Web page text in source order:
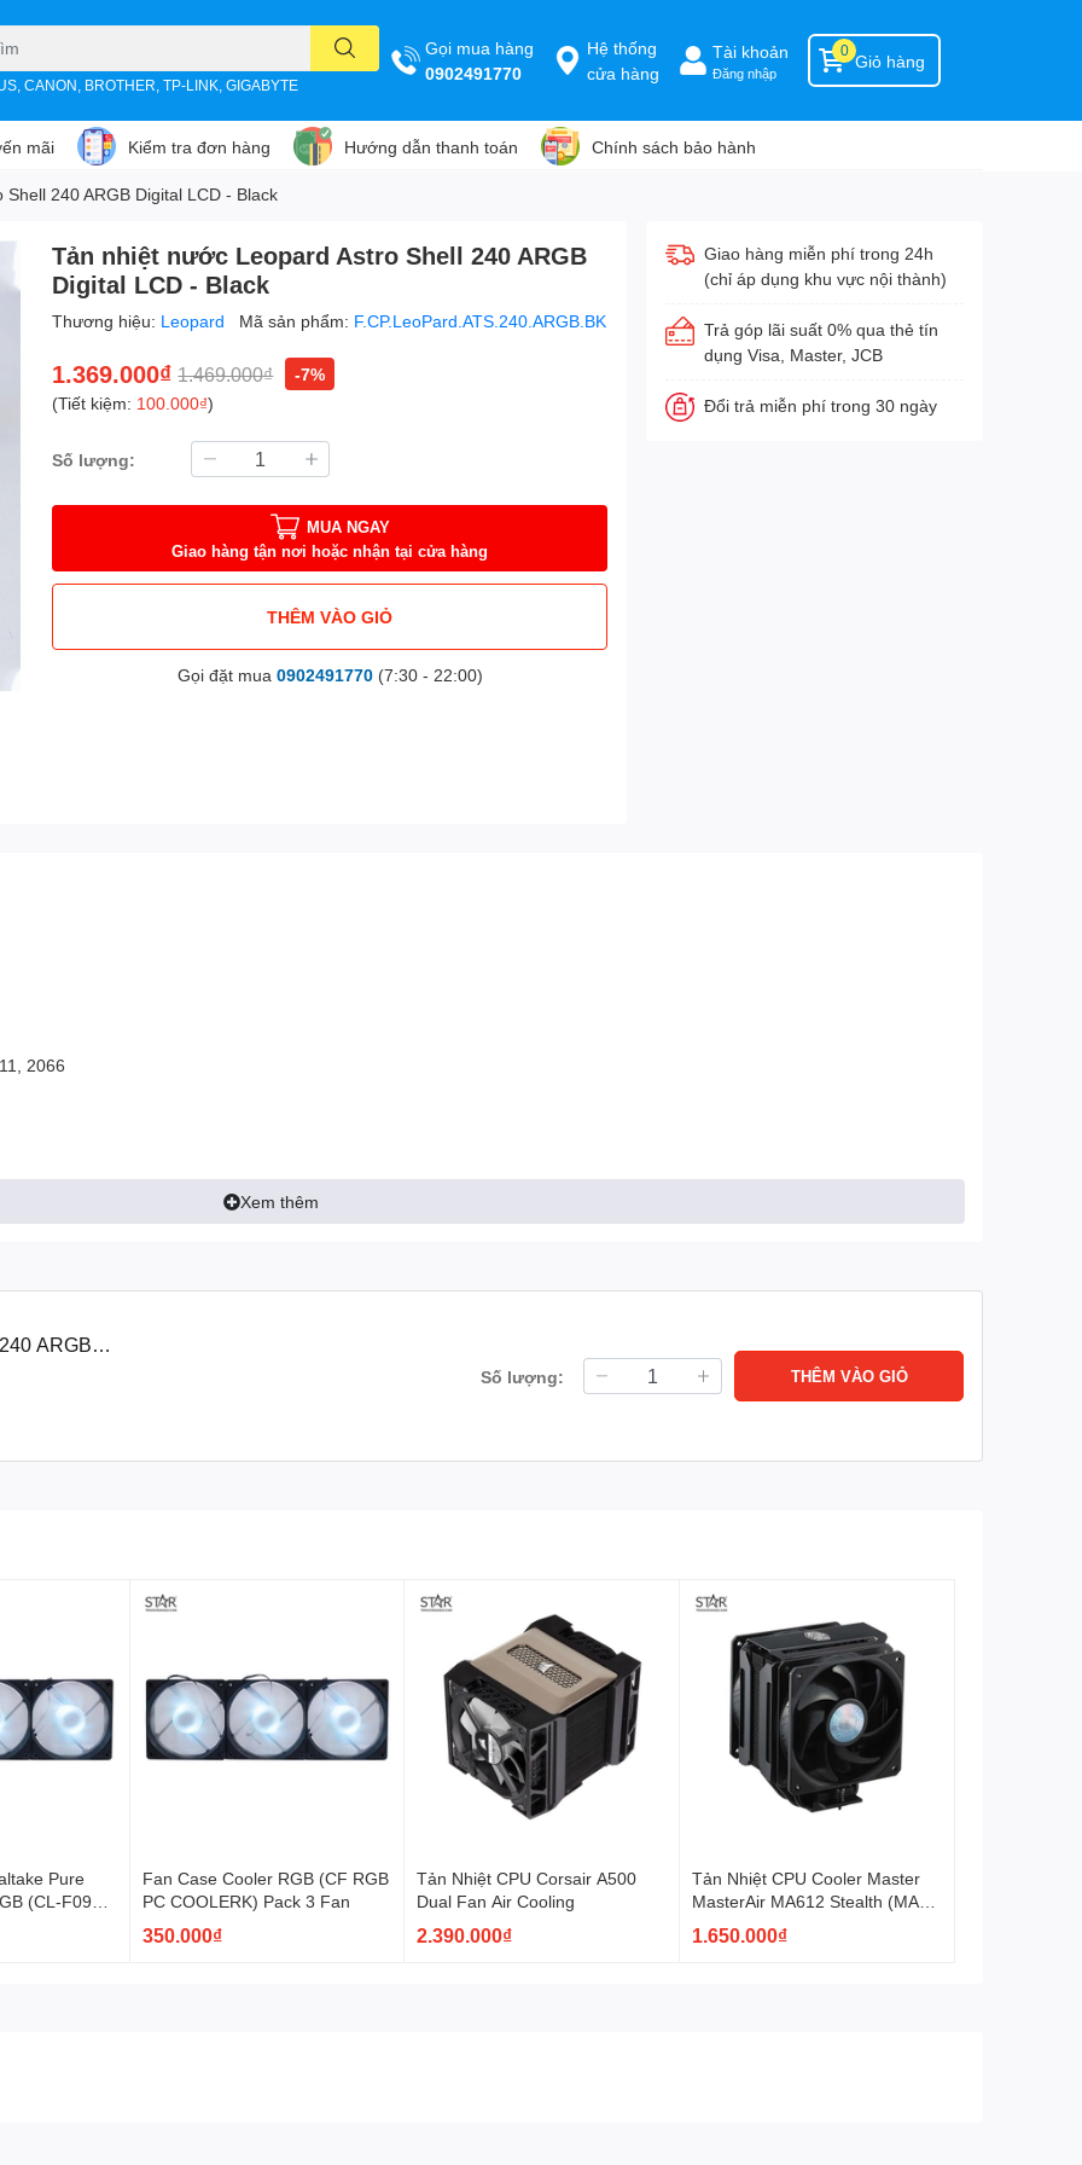
CANON, BROTHER, TP-LINK, GIGABYTE
Gọi mua hàng
0902491770
Hệ thống
cửa hàng
Tài khoản
Đăng nhập
Giỏ hàng
0
mãi Kiểm tra đơn hàng Hướng dẫn thanh toán Chính sách bảo hành
240 ARGB Digital LCD - Black
Tản nhiệt nước Leopard Astro Shell 240 ARGB
Digital LCD - Black
Thương hiệu: Leopard Mã sản phẩm: F.CP.LeoPard.ATS.240.ARGB.BK
1.369.000₫ 1.469.000₫
-7%
(Tiết kiệm: 100.000₫)
Số lượng:
MUA NGAY
Giao hàng tận nơi hoặc nhận tại cửa hàng
THÊM VÀO GIỎ
Gọi đặt mua 0902491770(7:30 - 22:00)
Giao hàng miễn phí trong 24h
(chỉ áp dụng khu vực nội thành)
Trả góp lãi suất 0% qua thẻ tín
dụng Visa, Master, JCB
Đổi trả miễn phí trong 30 ngày
2066
Xem thêm
ARGB
Số lượng: THÊM VÀO GIỎ
Pure
(CL-F097-
Fan Case Cooler RGB (CF RGB
PC COOLERK) Pack 3 Fan
350.000₫
Tản Nhiệt CPU Corsair A500
Dual Fan Air Cooling
2.390.000₫
Tản Nhiệt CPU Cooler Master
MasterAir MA612 Stealth (MAP-
T6PS-218PK-R1)
1.650.000₫